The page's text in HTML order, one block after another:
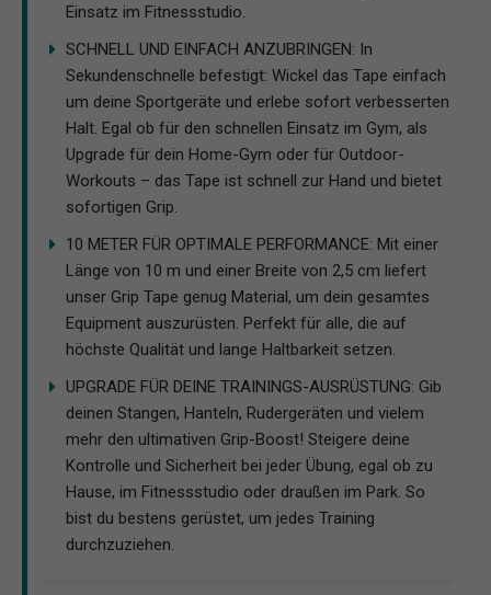
Einsatz im Fitnessstudio.
SCHNELL UND EINFACH ANZUBRINGEN: In
Sekundenschnelle befestigt: Wickel das Tape einfach
um deine Sportgeräte und erlebe sofort verbesserten
Halt. Egal ob für den schnellen Einsatz im Gym, als
Upgrade für dein Home-Gym oder für Outdoor-
Workouts – das Tape ist schnell zur Hand und bietet
sofortigen Grip.
10 METER FÜR OPTIMALE PERFORMANCE: Mit einer
Länge von 10 m und einer Breite von 2,5 cm liefert
unser Grip Tape genug Material, um dein gesamtes
Equipment auszurüsten. Perfekt für alle, die auf
höchste Qualität und lange Haltbarkeit setzen.
UPGRADE FÜR DEINE TRAININGS-AUSRÜSTUNG: Gib
deinen Stangen, Hanteln, Rudergeräten und vielem
mehr den ultimativen Grip-Boost! Steigere deine
Kontrolle und Sicherheit bei jeder Übung, egal ob zu
Hause, im Fitnessstudio oder draußen im Park. So
bist du bestens gerüstet, um jedes Training
durchzuziehen.